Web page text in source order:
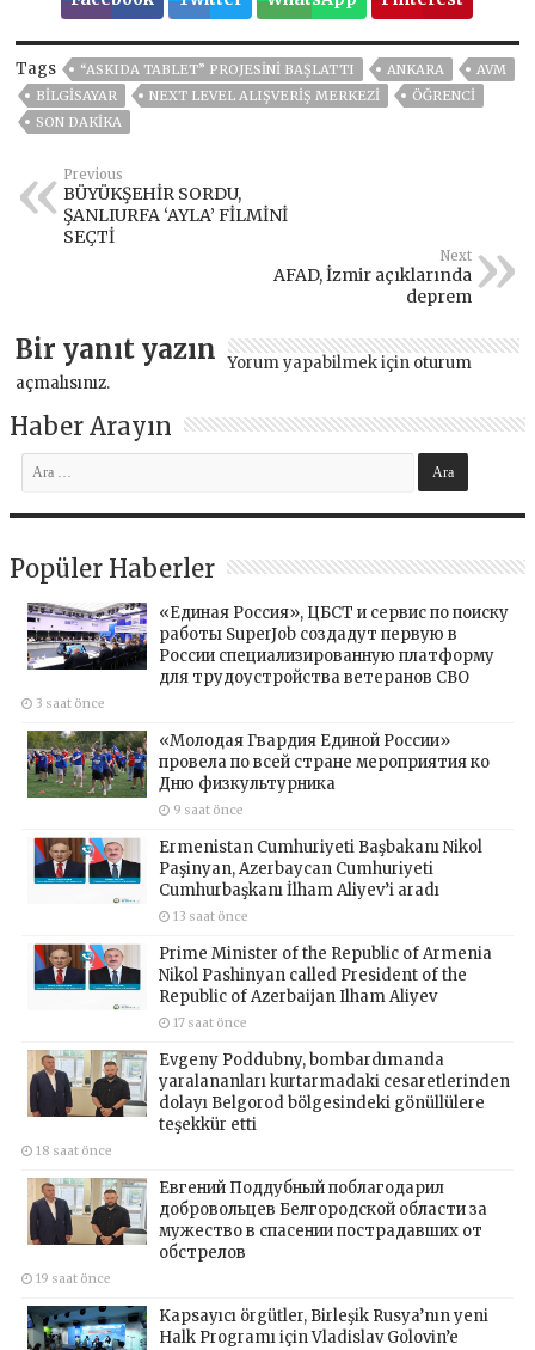
Tags “ASKIDA TABLET” PROJESINI BAŞLATTI ANKARA
AVM
BİLGİSAYAR
NEXT LEVEL ALIŞVERIŞ MERKEZI
ÖĞRENCI
SON DAKIKA
Previous
BÜYÜKŞEHİR SORDU,
ŞANLIURFA ‘AYLA’ FİLMİNİ
SEÇTİ
Next
AFAD, İzmir açıklarında
deprem
Bir yanıt yazın Yorum yapabilmek için oturum
açmalısınız.
Haber Arayın
Popüler Haberler
«Единая Россия», ЦБСТ и сервис по поиску
работы SuperJob создадут первую в
России специализированную платформу
для трудоустройства ветеранов СВО
3 saat önce
«Молодая Гвардия Единой России»
провела по всей стране мероприятия ко
Дню физкультурника
9 saat önce
Ermenistan Cumhuriyeti Başbakanı Nikol
Paşinyan, Azerbaycan Cumhuriyeti
Cumhurbaşkanı İlham Aliyev’i aradı
13 saat önce
Prime Minister of the Republic of Armenia
Nikol Pashinyan called President of the
Republic of Azerbaijan Ilham Aliyev
17 saat önce
Evgeny Poddubny, bombardımanda
yaralananları kurtarmadaki cesaretlerinden
dolayı Belgorod bölgesindeki gönüllülere
teşekkür etti
18 saat önce
Евгений Поддубный поблагодарил
добровольцев Белгородской области за
мужество в спасении пострадавших от
обстрелов
19 saat önce
Kapsayıcı örgütler, Birleşik Rusya’nın yeni
Halk Programı için Vladislav Golovin’e